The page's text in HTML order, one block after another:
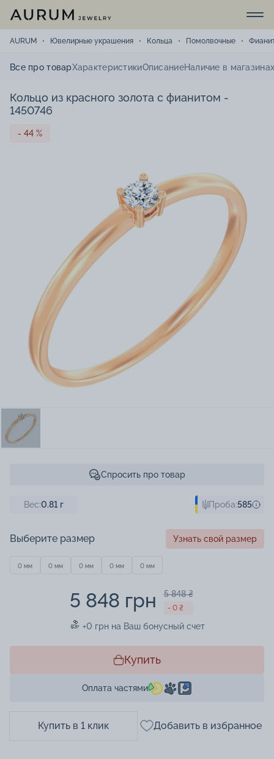
AURUM Ювелирные украшения Кольца Помолвочные
Все про товарХарактеристикиОписаниеНаличие в
Кольцо из красного золота с фианитом -
1450746
- 44 %
Спросить про товар
Вес:0.81 г Проба:585
Выберите размер Узнать свой размер
0 мм 0 мм 0 мм 0 мм 0 мм
5 848 грн 5 848 ₴
- 0 ₴
+0 грн на Ваш бонусный счет
Купить
Оплата частями
Купить в 1 клик Добавить в избранное